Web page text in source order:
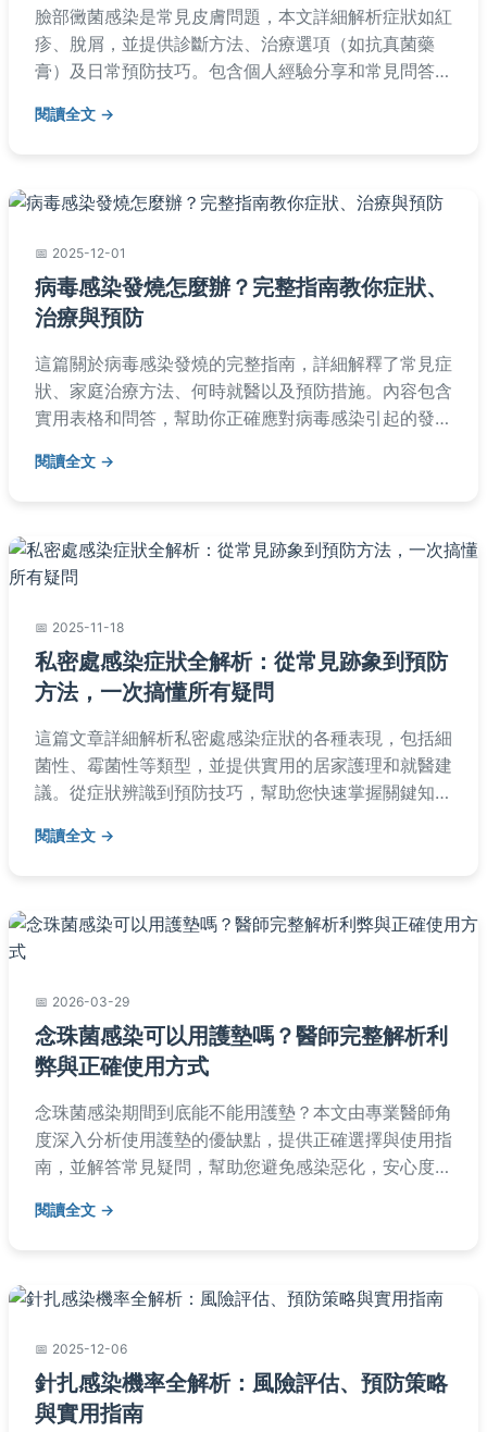
臉部黴菌感染是常見皮膚問題，本文詳細解析症狀如紅
疹、脫屑，並提供診斷方法、治療選項（如抗真菌藥
膏）及日常預防技巧。包含個人經驗分享和常見問答，
閱讀全文
2025-12-01
病毒感染發燒怎麼辦？完整指南教你症狀、
治療與預防
這篇關於病毒感染發燒的完整指南，詳細解釋了常見症
狀、家庭治療方法、何時就醫以及預防措施。內容包含
實用表格和問答，幫助你正確應對病毒感染引起的發
易懂的建議。
閱讀全文
2025-11-18
私密處感染症狀全解析：從常見跡象到預防
方法，一次搞懂所有疑問
這篇文章詳細解析私密處感染症狀的各種表現，包括細
菌性、霉菌性等類型，並提供實用的居家護理和就醫建
議。從症狀辨識到預防技巧，幫助您快速掌握關鍵知
關心私密處健康的讀者。
閱讀全文
2026-03-29
念珠菌感染可以用護墊嗎？醫師完整解析利
弊與正確使用方式
念珠菌感染期間到底能不能用護墊？本文由專業醫師角
度深入分析使用護墊的優缺點，提供正確選擇與使用指
南，並解答常見疑問，幫助您避免感染惡化，安心度過
案例分享，實用性強。
閱讀全文
2025-12-06
針扎感染機率全解析：風險評估、預防策略
與實用指南